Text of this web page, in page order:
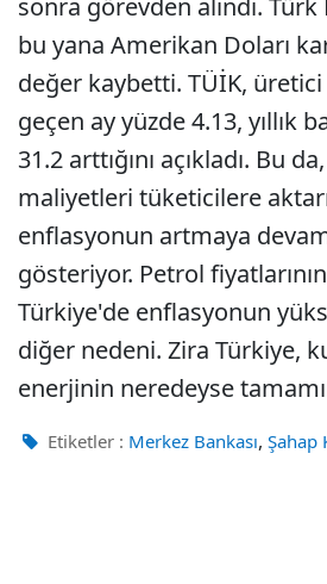
sonra görevden alındı. Türk
bu yana Amerikan Doları
değer kaybetti. TÜİK, üretici
geçen ay yüzde 4.13, yıllık
31.2 arttığını açıkladı. Bu
maliyetleri tüketicilere
enflasyonun artmaya
gösteriyor. Petrol
Türkiye'de enflasyonun
diğer nedeni. Zira Türkiye,
enerjinin neredeyse
Etiketler : Merkez Bankası, Şahap